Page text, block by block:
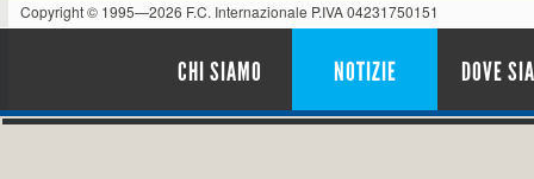
Copyright © 1995—2026 F.C. Internazionale P.IVA 04231750151
CHI SIAMO NOTIZIE DOVE